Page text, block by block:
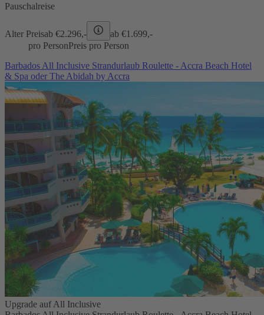
Pauschalreise
Alter Preisab €2.296,- ab €1.699,-
pro PersonPreis pro Person
Barbados All Inclusive Strandurlaub Roulette - Accra Beach Hotel
& Spa oder The Abidah by Accra
Upgrade auf All Inclusive